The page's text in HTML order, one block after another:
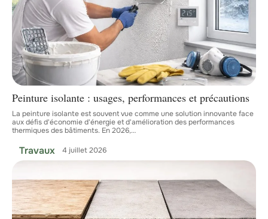
Peinture isolante : usages, performances et précautions
La peinture isolante est souvent vue comme une solution innovante face
aux défis d'économie d'énergie et d'amélioration des performances
thermiques des bâtiments. En 2026,…
Travaux 4 juillet 2026